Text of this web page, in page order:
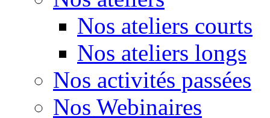
Nos ateliers courts
Nos ateliers longs
Nos activités passées
Nos Webinaires